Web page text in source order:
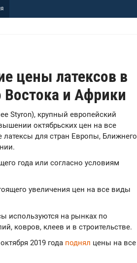
цены латексов в
Востока и Африки
Styron), крупный европейский
октябрьских цен на все
латексы для стран Европы, Ближнего
года или согласно условиям
увеличения цен на все виды
используются на рынках по
ковров, клеев и в строительстве.
2019 года поднял цены на все